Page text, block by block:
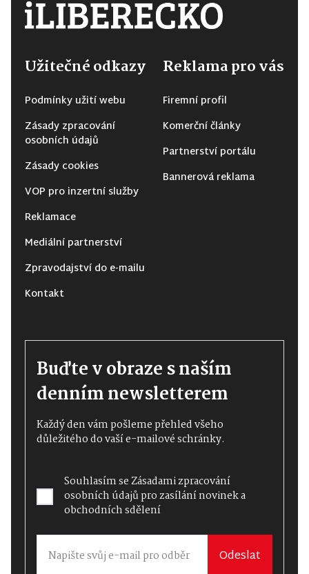
Užitečné odkazy
Podmínky užití webu
Zásady zpracování
osobních údajů
Zásady cookies
VOP pro inzertní služby
Reklamace
Mediální partnerství
Zpravodajství do e-mailu
Kontakt
Reklama pro vás
Firemní profil
Komerční články
Partnerství portálu
Bannerová reklama
Buďte v obraze s naším
denním newsletterem
Každý den vám pošleme přehled všeho
důležitého do vaší e-mailové schránky.
Souhlasím seZásadami zpracování
osobních údajůpro zasílání novinek a
obchodních sdělení
Odeslat